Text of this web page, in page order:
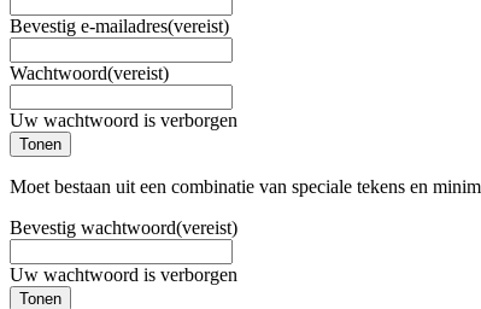
Bevestig e-mailadres(vereist)
Wachtwoord(vereist)
Uw wachtwoord is verborgen
Tonen
Moet bestaan uit een combinatie van speciale tekens en
Bevestig wachtwoord(vereist)
Uw wachtwoord is verborgen
Tonen